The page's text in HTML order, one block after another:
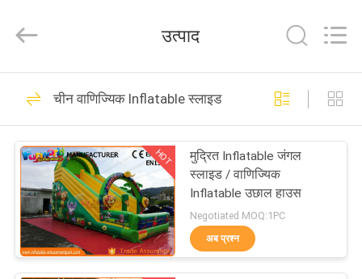
उत्पादों
वीडियो
हमारे
बारे
Limited.
Inflatable मनोरंजन पार्क
64
157
उत्पाद
चीन वाणिज्यिक Inflatable स्लाइड
HOT
मुद्रित Inflatable जंगल
स्लाइड / वाणिज्यिक
Inflatable उछाल हाउस
Negotiated MOQ:1PC
अब प्रश्न